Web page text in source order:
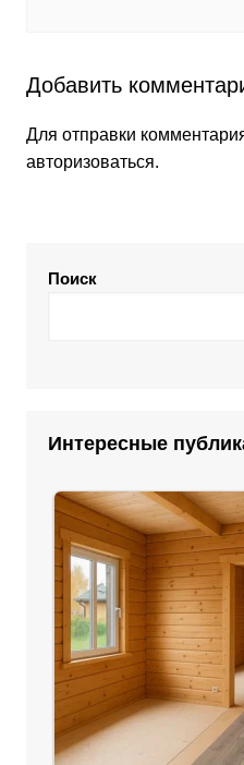
Добавить
Для отправки
авторизоваться.
Поиск
Интересные